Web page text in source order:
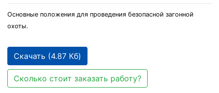
Основные положения для проведения безопасной загонной
охоты.
Скачать (4.87 Кб)
Сколько стоит заказать работу?